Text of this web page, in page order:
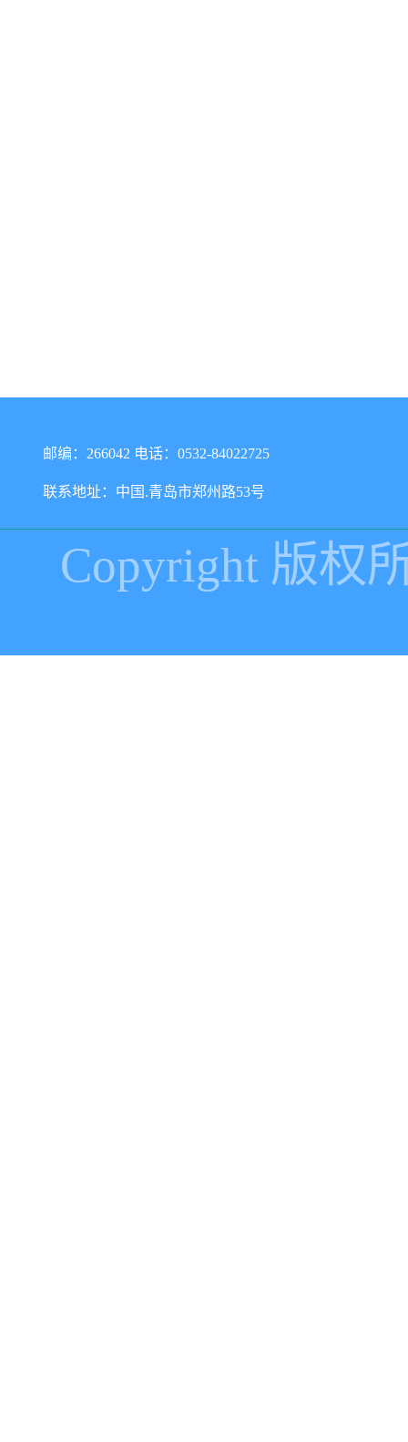
邮编：266042 电话：0532-84022725
联系地址：中国.青岛市郑州路53号
Copyright 版权